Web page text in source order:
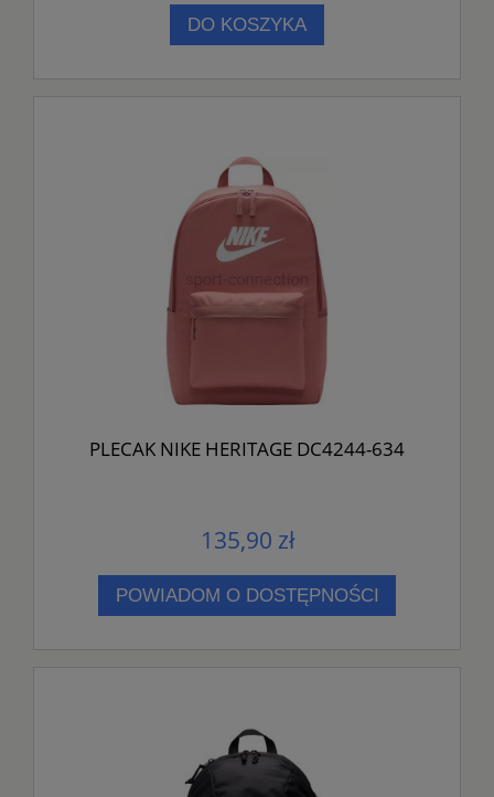
DO KOSZYKA
PLECAK NIKE HERITAGE DC4244-634
135,90 zł
POWIADOM O DOSTĘPNOŚCI